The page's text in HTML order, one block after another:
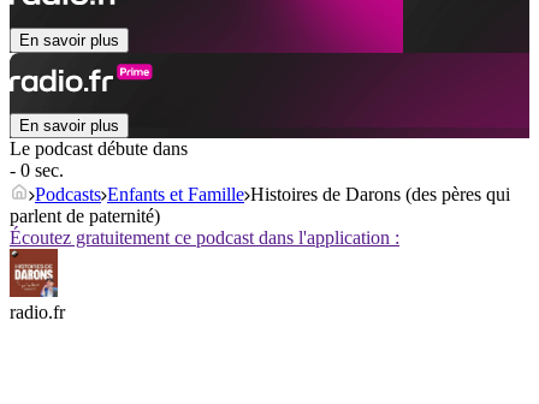
En savoir plus
En savoir plus
Le podcast débute dans
- 0 sec.
Podcasts Enfants et Famille Histoires de Darons (des pères qui
parlent de paternité)
Écoutez gratuitement ce podcast dans l'application :
radio.fr